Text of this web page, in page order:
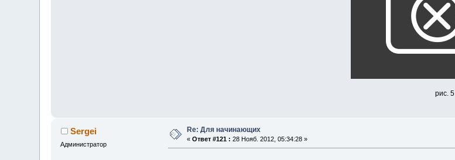
рис. 5
Sergei
Администратор
Re: Для начинающих
«Ответ #121 : 28 Нояб. 2012, 05:34:28 »